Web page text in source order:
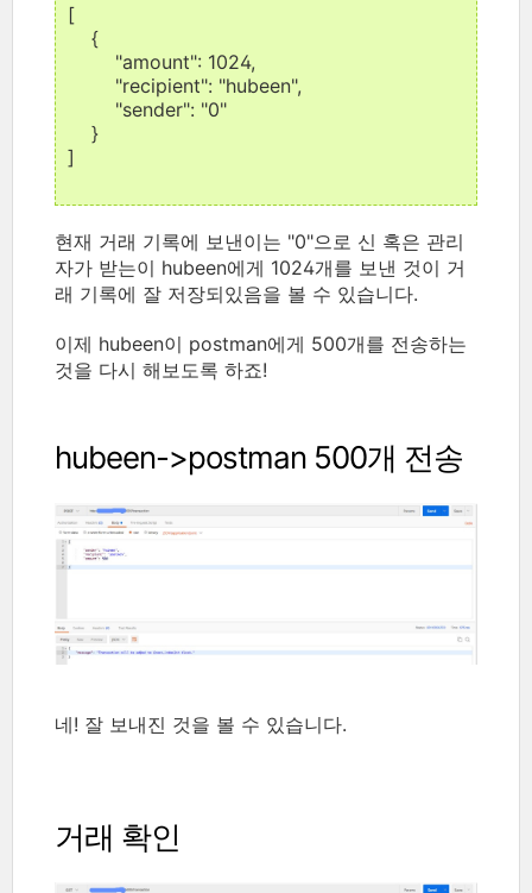
[
{
"amount": 1024,
"recipient": "hubeen",
"sender": "0"
}
]
현재 거래 기록에 보낸이는 "0"으로 신 혹은 관리
자가 받는이 hubeen에게 1024개를 보낸 것이 거
래 기록에 잘 저장되있음을 볼 수 있습니다.
이제 hubeen이 postman에게 500개를 전송하는
것을 다시 해보도록 하죠!
hubeen->postman 500개 전송
네! 잘 보내진 것을 볼 수 있습니다.
거래 확인